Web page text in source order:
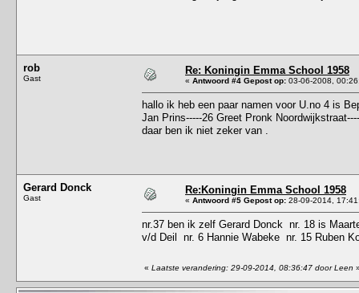
rob
Gast
Re: Koningin Emma School 1958
« Antwoord #4 Gepost op: 03-06-2008,
hallo ik heb een paar namen voor U.no 4 is
Jan Prins-----26 Greet Pronk
daar ben ik niet zeker van .
Gerard Donck
Gast
Re:Koningin Emma School 1958
« Antwoord #5 Gepost op: 28-09-2014,
nr.37 ben ik zelf Gerard Donck nr. 18 is
v/d Deil nr. 6 Hannie Wabeke nr. 15 Ruben
« Laatste verandering: 29-09-2014, 08:36:47 door Leen